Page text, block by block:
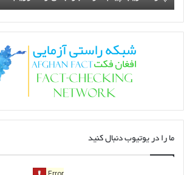
ما را در یوتیوب دنبال کنید